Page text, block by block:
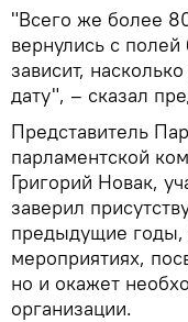
"Всего же более
вернулись с
зависит,
дату", – сказал
Представитель
парламентской
Григорий Новак,
заверил
предыдущие годы,
мероприятиях,
но и окажет
организации.